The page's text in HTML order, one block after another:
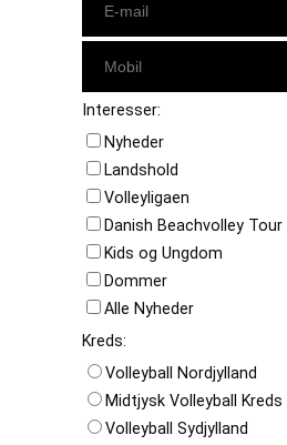
Interesser:
Nyheder
Landshold
Volleyligaen
Danish Beachvolley Tour
Kids og Ungdom
Dommer
Alle Nyheder
Kreds:
Volleyball Nordjylland
Midtjysk Volleyball Kreds
Volleyball Sydjylland